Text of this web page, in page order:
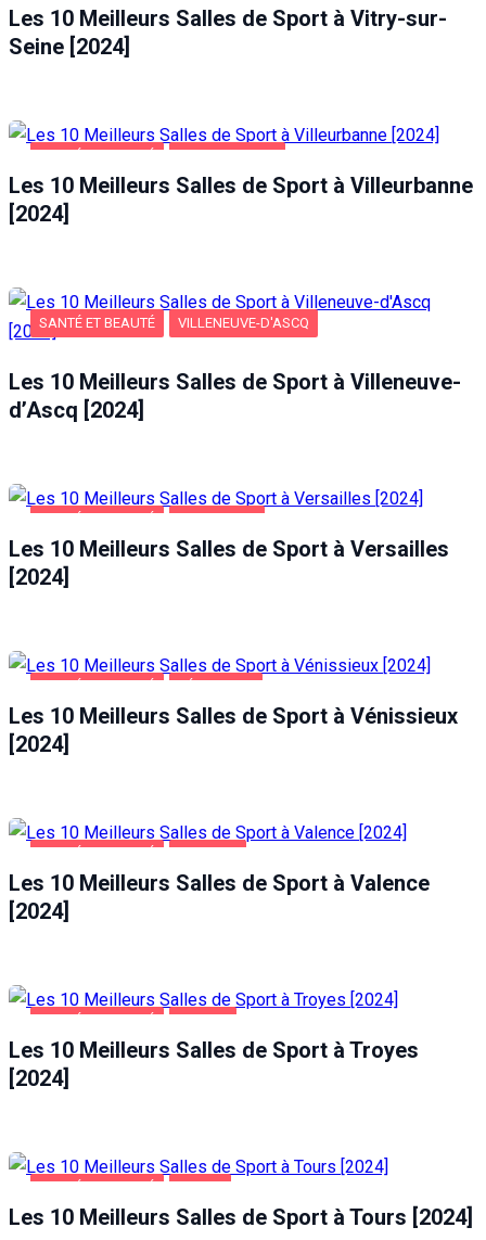
Les 10 Meilleurs Salles de Sport à Vitry-sur-
Seine [2024]
Les 10 Meilleurs Salles de Sport à Villeurbanne
[2024]
SANTÉ ET BEAUTÉ VILLENEUVE-D'ASCQ
Les 10 Meilleurs Salles de Sport à Villeneuve-
d’Ascq [2024]
Les 10 Meilleurs Salles de Sport à Versailles
[2024]
Les 10 Meilleurs Salles de Sport à Vénissieux
[2024]
Les 10 Meilleurs Salles de Sport à Valence
[2024]
Les 10 Meilleurs Salles de Sport à Troyes
[2024]
Les 10 Meilleurs Salles de Sport à Tours [2024]